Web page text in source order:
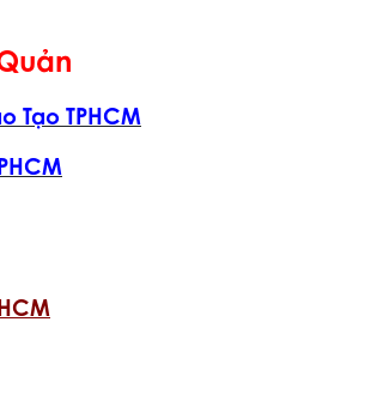
Tạo TPHCM